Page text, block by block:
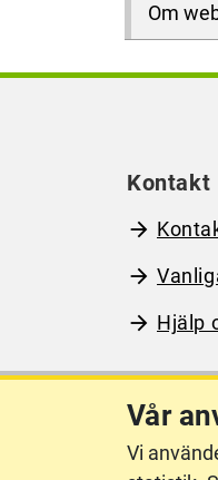
Om
Vår
Vi
Kontakt
Hjälp
Om